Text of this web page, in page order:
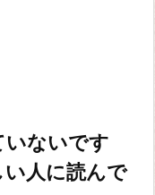
いないです
人に読んで